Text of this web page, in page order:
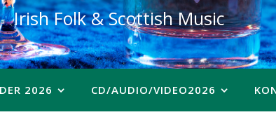
Irish Folk & Scottish Music
2026 CD/AUDIO/VIDEO2026